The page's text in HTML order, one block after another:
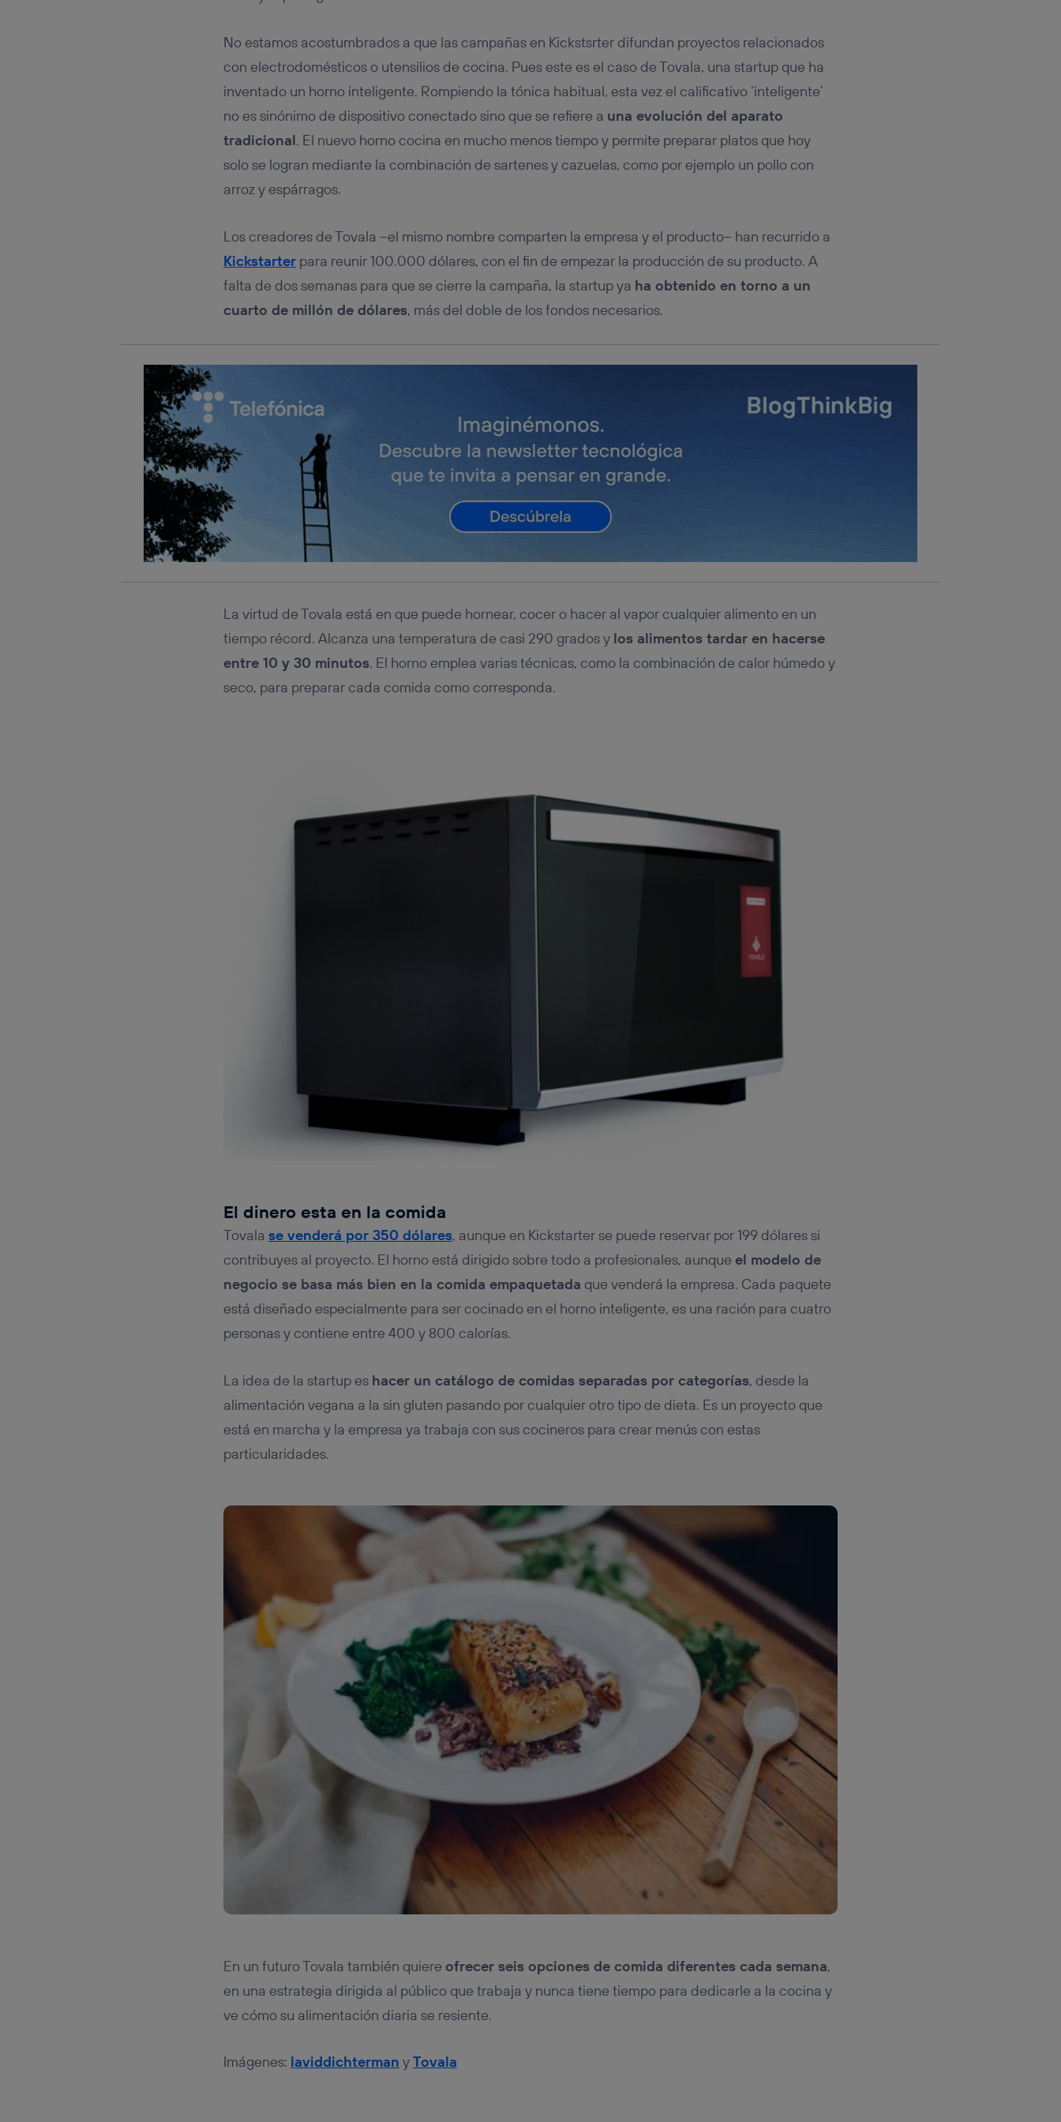
No estamos acostumbrados a que las campañas en Kickstsrter difundan proyectos relacionados
con electrodomésticos o utensilios de cocina. Pues este es el caso de Tovala, una startup que ha
inventado un horno inteligente. Rompiendo la tónica habitual, esta vez el calificativo ‘inteligente’
no es sinónimo de dispositivo conectado sino que se refiere a una evolución del aparato
tradicional. El nuevo horno cocina en mucho menos tiempo y permite preparar platos que hoy
solo se logran mediante la combinación de sartenes y cazuelas, como por ejemplo un pollo con
arroz y espárragos.
Los creadores de Tovala –el mismo nombre comparten la empresa y el producto– han recurrido a
Kickstarterpara reunir 100.000 dólares, con el fin de empezar la producción de su producto. A
falta de dos semanas para que se cierre la campaña, la startup ya ha obtenido en torno a un
cuarto de millón de dólares, más del doble de los fondos necesarios.
La virtud de Tovala está en que puede hornear, cocer o hacer al vapor cualquier alimento en un
tiempo récord. Alcanza una temperatura de casi 290 grados y los alimentos tardar en hacerse
entre 10 y 30 minutos. El horno emplea varias técnicas, como la combinación de calor húmedo y
seco, para preparar cada comida como corresponda.
El dinero esta en la comida
Tovala se venderá por 350 dólares, aunque en Kickstarter se puede reservar por 199 dólares si
contribuyes al proyecto. El horno está dirigido sobre todo a profesionales, aunque el modelo de
negocio se basa más bien en la comida empaquetada que venderá la empresa. Cada paquete
está diseñado especialmente para ser cocinado en el horno inteligente, es una ración para cuatro
personas y contiene entre 400 y 800 calorías.
La idea de la startup es hacer un catálogo de comidas separadas por categorías, desde la
alimentación vegana a la sin gluten pasando por cualquier otro tipo de dieta. Es un proyecto que
está en marcha y la empresa ya trabaja con sus cocineros para crear menús con estas
particularidades.
En un futuro Tovala también quiere ofrecer seis opciones de comida diferentes cada semana,
en una estrategia dirigida al público que trabaja y nunca tiene tiempo para dedicarle a la cocina y
ve cómo su alimentación diaria se resiente.
Imágenes: laviddichterman yTovala
conexión de banda ancha
(p. ej., Wi-Fi), el marketing o análisis se
realizará en función de las actividades de navegación de los miembros del hogar que
hayan dado su consentimiento.
únicamente en la navegación del usuario del móvil.
Puedes gestionar los consentimientos Utiq seleccionando “Administrar Utiq” en la parte
inferior de esta página web o visitando el
portal de privacidad de Utiq (“consenthub”)
Para más información, consulta la política de privacidad de Utiq.